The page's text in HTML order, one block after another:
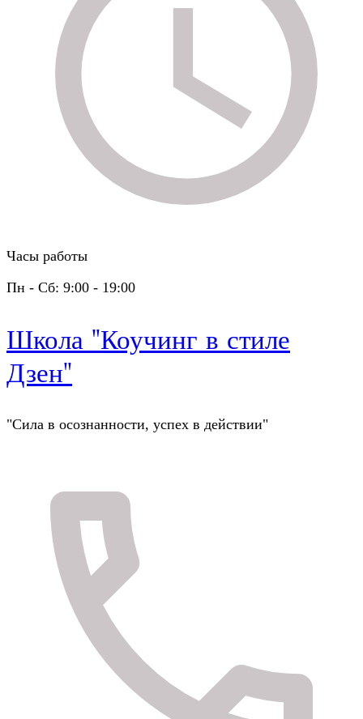
Часы работы
Пн - Сб: 9:00 - 19:00
Школа "Коучинг в стиле
Дзен"
"Сила в осознанности, успех в действии"